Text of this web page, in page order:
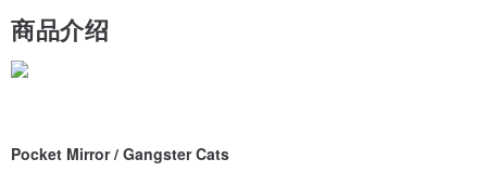
商品介绍
Pocket Mirror / Gangster Cats